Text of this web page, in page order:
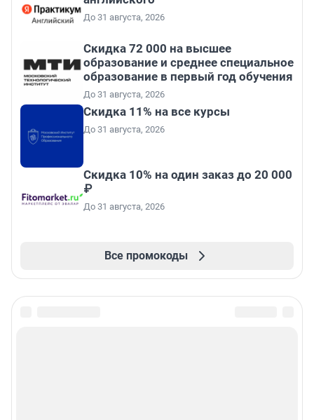
До 31 августа, 2026
Скидка 72 000 на высшее
образование и среднее специальное
образование в первый год обучения
До 31 августа, 2026
Скидка 11% на все курсы
До 31 августа, 2026
Скидка 10% на один заказ до 20 000
₽
До 31 августа, 2026
Все промокоды